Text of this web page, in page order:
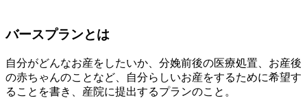
バースプランとは
自分がどんなお産をしたいか、分娩前後の医療処置、お産後
の赤ちゃんのことなど、自分らしいお産をするために希望す
ることを書き、産院に提出するプランのこと。